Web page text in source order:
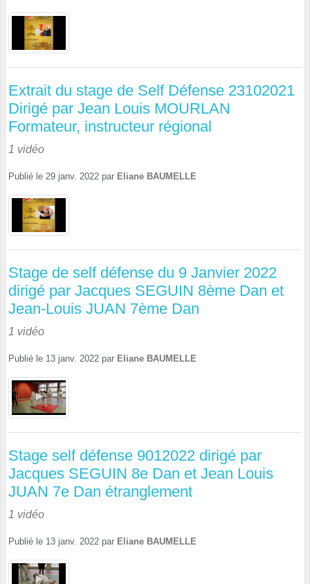
Extrait du stage de Self Défense 23102021
Dirigé par Jean Louis MOURLAN
Formateur, instructeur régional
1 vidéo
Publié le 29 janv. 2022 par Eliane BAUMELLE
Stage de self défense du 9 Janvier 2022
dirigé par Jacques SEGUIN 8ème Dan et
Jean-Louis JUAN 7ème Dan
1 vidéo
Publié le 13 janv. 2022 par Eliane BAUMELLE
Stage self défense 9012022 dirigé par
Jacques SEGUIN 8e Dan et Jean Louis
JUAN 7e Dan étranglement
1 vidéo
Publié le 13 janv. 2022 par Eliane BAUMELLE